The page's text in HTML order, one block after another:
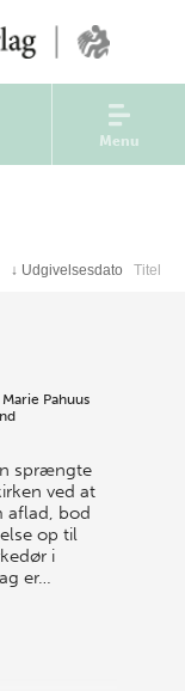
Menu
↓ Udgivelsesdato Titel
Pahuus
sprængte
ved at
aflad, bod
op til
i
er…